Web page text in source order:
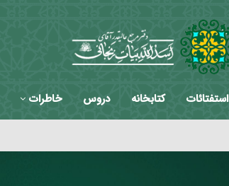
استفتائات کتابخانه دروس خاطرات